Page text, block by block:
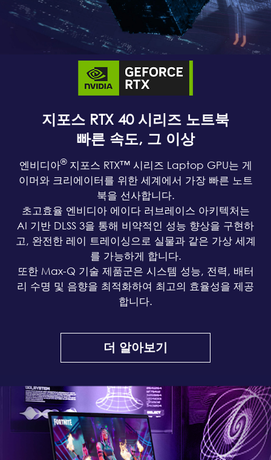
지포스 RTX 40 시리즈 노트북
빠른 속도, 그 이상
엔비디아®지포스 RTX™ 시리즈 Laptop GPU는 게
이머와 크리에이터를 위한 세계에서 가장 빠른 노트
북을 선사합니다.
초고효율 엔비디아 에이다 러브레이스 아키텍처는
AI 기반 DLSS 3을 통해 비약적인 성능 향상을 구현하
고, 완전한 레이 트레이싱으로 실물과 같은 가상 세계
를 가능하게 합니다.
또한 Max-Q 기술 제품군은 시스템 성능, 전력, 배터
리 수명 및 음향을 최적화하여 최고의 효율성을 제공
합니다.
더 알아보기